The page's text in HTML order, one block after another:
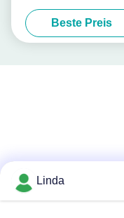
Element-niedriges
Düngemittel
Beste Preis
Linda